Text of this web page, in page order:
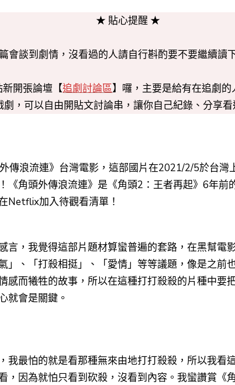
★ 貼心提醒 ★
會談到劇情，沒看過的人請自行斟酌要不要繼續讀
開張論壇【追劇討論區】囉，主要是給有在追劇的
劇，可以自由開貼文討論串，讓你自己紀錄、分享
傳浪流連》台灣電影，這部國片在2021/2/5於台灣
《角頭外傳浪流連》是《角頭2：王者再起》6年前
Netflix加入待觀看清單！
言，我覺得這部片題材算蠻普遍的套路，在黑幫電
」、「打殺相挺」、「愛情」等等議題，像是之前
感而犧牲的故事，所以在這種打打殺殺的片種中要
就會是關鍵。
我最怕的就是看那種無來由地打打殺殺，所以我看
，因為就怕只看到砍殺，沒看到內容。 我蠻讚賞《